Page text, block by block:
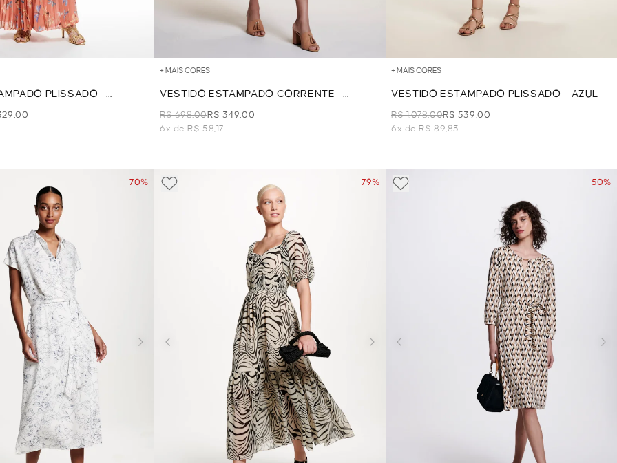
PLISSADO -
+ MAIS CORES
VESTIDO ESTAMPADO CORRENTE -
VERDE
R$ 698,00R$ 349,00
6x de R$ 58,17
+ MAIS CORES
VESTIDO ESTAMPADO PLISSADO - AZUL
R$ 1.078,00R$ 539,00
6x de R$ 89,83
- 70% - 79% - 50%